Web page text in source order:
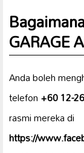
GARAGE
Anda boleh
telefon+60 12-
rasmi mereka di
https://